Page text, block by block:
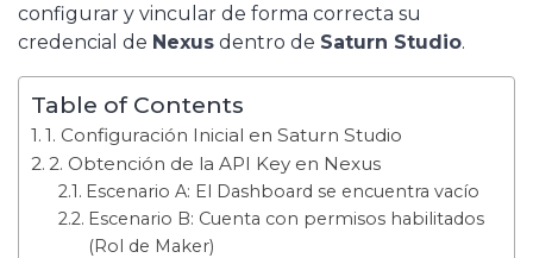
configurar y vincular de forma correcta su
credencial de Nexus dentro de Saturn Studio.
Table of Contents
1. Configuración Inicial en Saturn Studio
2. Obtención de la API Key en Nexus
Escenario A: El Dashboard se encuentra vacío
Escenario B: Cuenta con permisos habilitados
(Rol de Maker)